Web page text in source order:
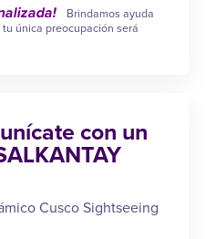
Brindamos ayuda
única preocupación será
con un
Cusco Sightseeing